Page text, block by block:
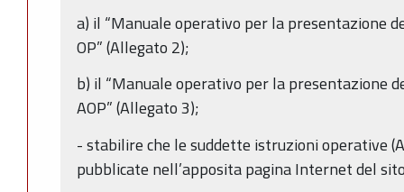
a) il “Manuale operativo per la presentazione
OP” (Allegato 2);
b) il “Manuale operativo per la presentazione
AOP” (Allegato 3);
- stabilire che le suddette istruzioni operative
pubblicate nell’apposita pagina Internet del